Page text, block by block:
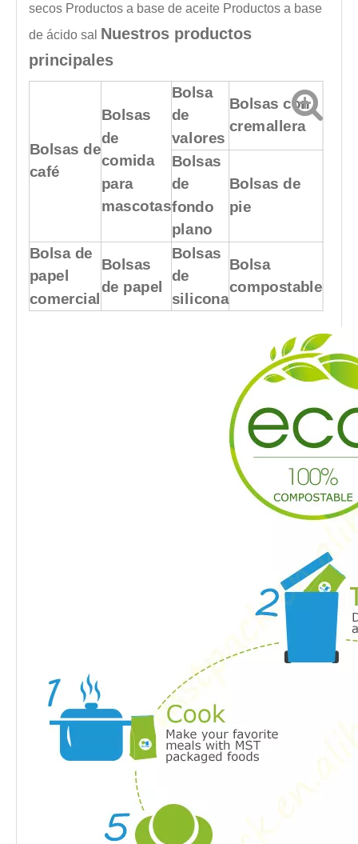
secos Productos a base de aceite Productos a base
de ácido sal Nuestros productos
principales
Bolsas de
café
Bolsas
de
comida
para
mascotas
Bolsa
de
valores
Bolsas con
cremallera
Bolsas
de
fondo
plano
Bolsas de
pie
Bolsa de
papel
comercial
Bolsas
de papel
Bolsas
de
silicona
Bolsa
compostable